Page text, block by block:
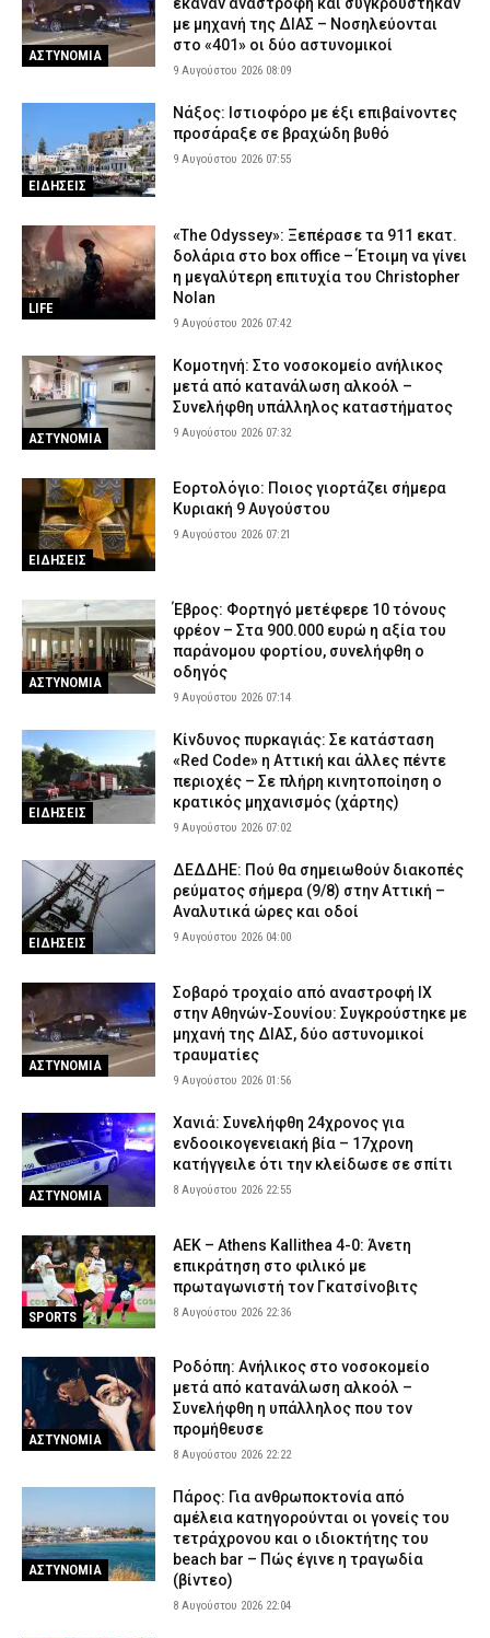
ΑΣΤΥΝΟΜΙΑ
έκαναν αναστροφή και συγκρούστηκαν
με μηχανή της ΔΙΑΣ – Νοσηλεύονται
στο «401» οι δύο αστυνομικοί
9 Αυγούστου 2026 08:09
ΕΙΔΗΣΕΙΣ
Νάξος: Ιστιοφόρο με έξι επιβαίνοντες
προσάραξε σε βραχώδη βυθό
9 Αυγούστου 2026 07:55
LIFE
«The Odyssey»: Ξεπέρασε τα 911 εκατ.
δολάρια στο box office – Έτοιμη να γίνει
η μεγαλύτερη επιτυχία του Christopher
Nolan
9 Αυγούστου 2026 07:42
ΑΣΤΥΝΟΜΙΑ
Κομοτηνή: Στο νοσοκομείο ανήλικος
μετά από κατανάλωση αλκοόλ –
Συνελήφθη υπάλληλος καταστήματος
9 Αυγούστου 2026 07:32
ΕΙΔΗΣΕΙΣ
Εορτολόγιο: Ποιος γιορτάζει σήμερα
Κυριακή 9 Αυγούστου
9 Αυγούστου 2026 07:21
ΑΣΤΥΝΟΜΙΑ
Έβρος: Φορτηγό μετέφερε 10 τόνους
φρέον – Στα 900.000 ευρώ η αξία του
παράνομου φορτίου, συνελήφθη ο
οδηγός
9 Αυγούστου 2026 07:14
ΕΙΔΗΣΕΙΣ
Κίνδυνος πυρκαγιάς: Σε κατάσταση
«Red Code» η Αττική και άλλες πέντε
περιοχές – Σε πλήρη κινητοποίηση ο
κρατικός μηχανισμός (χάρτης)
9 Αυγούστου 2026 07:02
ΕΙΔΗΣΕΙΣ
ΔΕΔΔΗΕ: Πού θα σημειωθούν διακοπές
ρεύματος σήμερα (9/8) στην Αττική –
Αναλυτικά ώρες και οδοί
9 Αυγούστου 2026 04:00
ΑΣΤΥΝΟΜΙΑ
Σοβαρό τροχαίο από αναστροφή ΙΧ
στην Αθηνών-Σουνίου: Συγκρούστηκε με
μηχανή της ΔΙΑΣ, δύο αστυνομικοί
τραυματίες
9 Αυγούστου 2026 01:56
ΑΣΤΥΝΟΜΙΑ
Χανιά: Συνελήφθη 24χρονος για
ενδοοικογενειακή βία – 17χρονη
κατήγγειλε ότι την κλείδωσε σε σπίτι
8 Αυγούστου 2026 22:55
SPORTS
ΑΕΚ – Athens Kallithea 4-0: Άνετη
επικράτηση στο φιλικό με
πρωταγωνιστή τον Γκατσίνοβιτς
8 Αυγούστου 2026 22:36
ΑΣΤΥΝΟΜΙΑ
Ροδόπη: Ανήλικος στο νοσοκομείο
μετά από κατανάλωση αλκοόλ –
Συνελήφθη η υπάλληλος που τον
προμήθευσε
8 Αυγούστου 2026 22:22
ΑΣΤΥΝΟΜΙΑ
Πάρος: Για ανθρωποκτονία από
αμέλεια κατηγορούνται οι γονείς του
τετράχρονου και ο ιδιοκτήτης του
beach bar – Πώς έγινε η τραγωδία
(βίντεο)
8 Αυγούστου 2026 22:04